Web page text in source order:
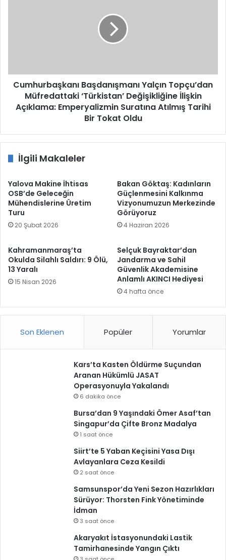
Açıklama:
Emperyalizmin
Suratına
Atılmış
Tokat
Cumhurbaşkanı Başdanışmanı Yalçın Topçu’dan
Müfredattaki ‘Türkistan’ Değişikliğine İlişkin
Açıklama: Emperyalizmin Suratına Atılmış Tarihi
Bir Tokat Oldu
İlgili Makaleler
Yalova Makine İhtisas
OSB’de Geleceğin
Mühendislerine Üretim
Turu
20 Şubat 2026
Bakan Göktaş: Kadınların
Güçlenmesini Kalkınma
Vizyonumuzun Merkezinde
Görüyoruz
4 Haziran 2026
Kahramanmaraş’ta
Okulda Silahlı Saldırı: 9 Ölü,
13 Yaralı
15 Nisan 2026
Selçuk Bayraktar’dan
Jandarma ve Sahil
Güvenlik Akademisine
Anlamlı AKINCI Hediyesi
4 hafta önce
Son Eklenen Popüler Yorumlar
Kars’ta Kasten Öldürme Suçundan
Aranan Hükümlü JASAT
Operasyonuyla Yakalandı
6 dakika önce
Bursa’dan 9 Yaşındaki Ömer Asaf’tan
Singapur’da Çifte Bronz Madalya
1 saat önce
Siirt’te 5 Yaban Keçisini Yasa Dışı
Avlayanlara Ceza Kesildi
2 saat önce
Samsunspor’da Yeni Sezon Hazırlıkları
Sürüyor: Thorsten Fink Yönetiminde
İdman
3 saat önce
Akaryakıt İstasyonundaki Lastik
Tamirhanesinde Yangın Çıktı